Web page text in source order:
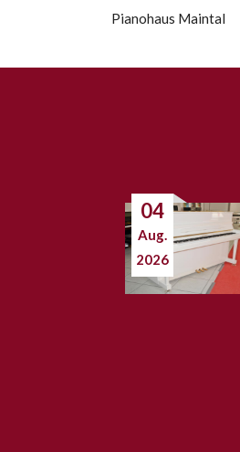
Pianohaus Maintal
04
Aug.
2026